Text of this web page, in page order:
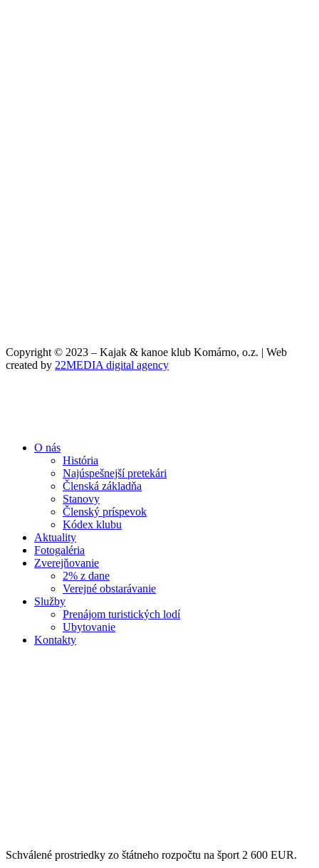
Copyright © 2023 – Kajak & kanoe klub Komárno, o.z. | Web
created by 22MEDIA digital agency
O nás
História
Najúspešnejší pretekári
Členská základňa
Stanovy
Členský príspevok
Kódex klubu
Aktuality
Fotogaléria
Zverejňovanie
2% z dane
Verejné obstarávanie
Služby
Prenájom turistických lodí
Ubytovanie
Kontakty
Schválené prostriedky zo štátneho rozpočtu na šport 2 600 EUR.